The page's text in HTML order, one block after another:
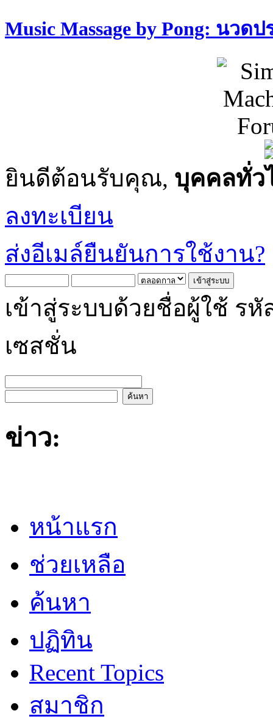
Music Massage by Pong: นวด
ยินดีต้อนรับคุณ, บุคคลทั่ว
ลงทะเบียน
ส่งอีเมล์ยืนยันการใช้งาน?
เข้าสู่ระบบด้วยชื่อผู้ใช้ รหั
เซสชั่น
ข่าว:
หน้าแรก
ช่วยเหลือ
ค้นหา
ปฏิทิน
Recent Topics
สมาชิก